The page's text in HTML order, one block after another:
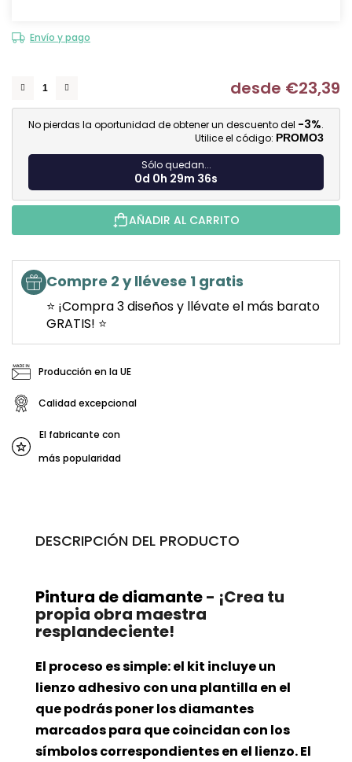
Envío y pago
desde €23,39
No pierdas la oportunidad de obtener un descuento del -3%.
Utilice el código: PROMO3
Sólo quedan...
0d 0h 29m 34s
AÑADIR AL CARRITO
Compre 2 y llévese 1 gratis
⭐ ¡Compra 3 diseños y llévate el más barato
GRATIS! ⭐
Producción en la UE
Calidad excepcional
El fabricante con
más popularidad
DESCRIPCIÓN DEL PRODUCTO
Pintura de diamante- ¡Crea tu
propia obra maestra
resplandeciente!
El proceso es simple: el kit incluye un
lienzo adhesivo con una plantilla en el
que podrás poner los diamantes
marcados para que coincidan con los
símbolos correspondientes en el lienzo. El